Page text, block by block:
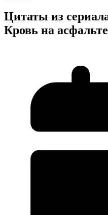
Цитаты из
Кровь на